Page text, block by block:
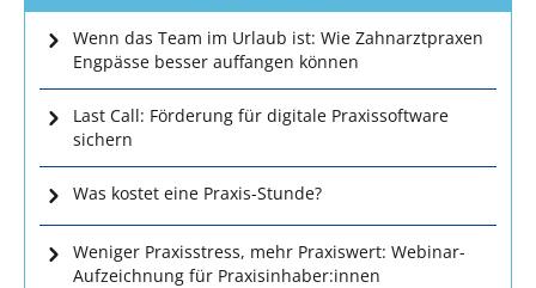
Wenn das Team im Urlaub ist: Wie Zahnarztpraxen
Engpässe besser auffangen können
Last Call: Förderung für digitale Praxissoftware
sichern
Was kostet eine Praxis-Stunde?
Weniger Praxisstress, mehr Praxiswert: Webinar-
Aufzeichnung für Praxisinhaber:innen